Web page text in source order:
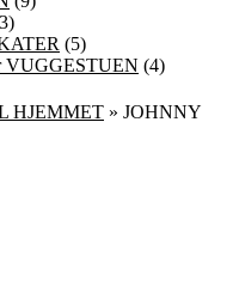
(5)
VUGGESTUEN (4)
HJEMMET » JOHNNY